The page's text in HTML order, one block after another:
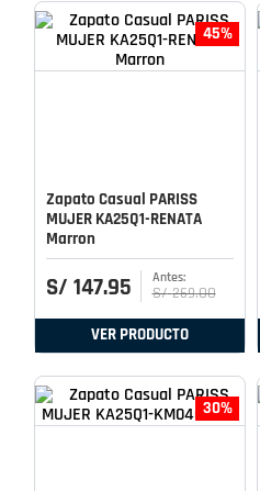
45%
Zapato Casual PARISS
MUJER KA25Q1-RENATA
Marron
S/ 147.95 S/ 269.00
VER PRODUCTO
30%